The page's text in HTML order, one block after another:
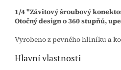
1/4 "Závitový šroubový
Otočný design o 360 stupňů,
Vyrobeno z pevného hliníku a
Hlavní vlastnosti